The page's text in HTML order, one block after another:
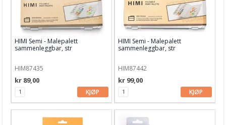
HIMI Semi - Malepalett
sammenleggbar, str
HIM87435
kr 89,00
KJØP
HIMI Semi - Malepalett
sammenleggbar, str
HIM87442
kr 99,00
KJØP